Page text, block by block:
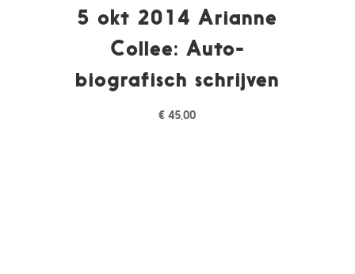
5 okt 2014 Arianne
Collee: Auto-
biografisch schrijven
€ 45,00